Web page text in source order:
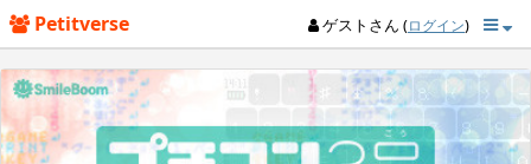
Petitverse ゲストさん (ログイン)